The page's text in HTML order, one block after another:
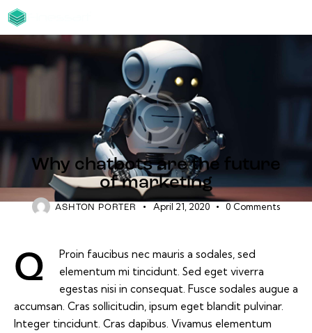
BLOG
Why chatbots are the future
of marketing
ASHTON PORTER April 21, 2020 0 Comments
Q
Proin faucibus nec mauris a sodales, sed
elementum mi tincidunt. Sed eget viverra
egestas nisi in consequat. Fusce sodales augue a
accumsan. Cras sollicitudin, ipsum eget blandit pulvinar.
Integer tincidunt. Cras dapibus. Vivamus elementum